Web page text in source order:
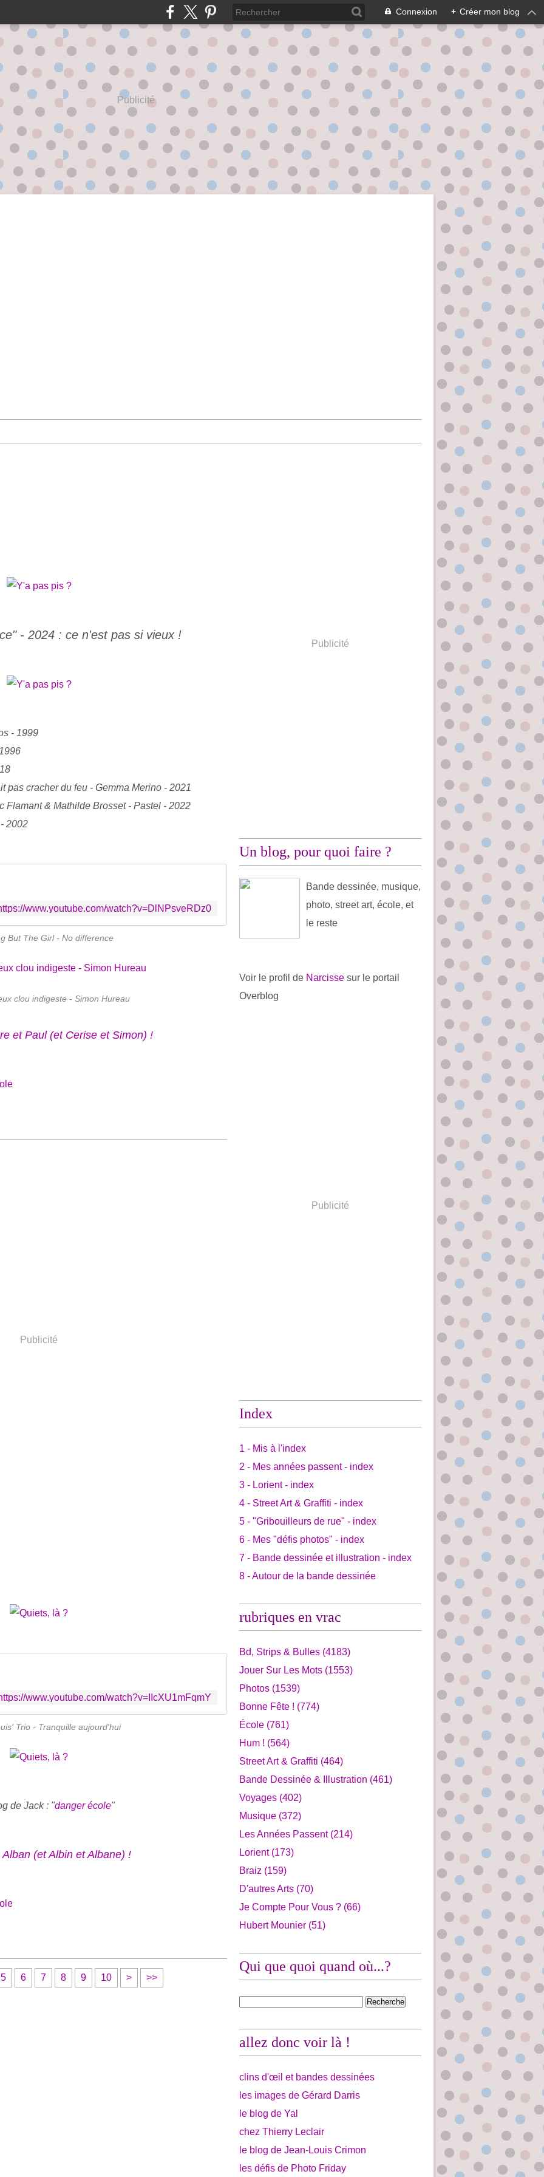
Connexion + Créer mon blog
Publicité
- 2024 : ce n'est pas si vieux !
- 1999
cracher du feu - Gemma Merino - 2021
& Mathilde Brosset - Pastel - 2022
2002
www.youtube.com/watch?v=DlNPsveRDz0
But The Girl - No difference
clou indigeste - Simon Hureau
et Paul (et Cerise et Simon) !
Publicité
www.youtube.com/watch?v=IIcXU1mFqmY
Trio - Tranquille aujourd'hui
de Jack : "danger école"
(et Albin et Albane) !
5 6 7 8 9 10
2
3
4
5
6
7
8
9
1
2
3
> >>
Publicité
Un blog, pour quoi faire ?
Bande dessinée, musique,
photo, street art, école, et
le reste
Voir le profil de Narcisse sur le portail
Overblog
Publicité
Index
1 - Mis à l'index
2 - Mes années passent - index
3 - Lorient - index
4 - Street Art & Graffiti - index
5 - "Gribouilleurs de rue" - index
6 - Mes "défis photos" - index
7 - Bande dessinée et illustration - index
8 - Autour de la bande dessinée
rubriques en vrac
Bd, Strips & Bulles (4183)
Jouer Sur Les Mots (1553)
Photos (1539)
Bonne Fête ! (774)
École (761)
Hum ! (564)
Street Art & Graffiti (464)
Bande Dessinée & Illustration (461)
Voyages (402)
Musique (372)
Les Années Passent(214)
Lorient(173)
Braiz (159)
D'autres Arts (70)
Je Compte Pour Vous ? (66)
Hubert Mounier (51)
Qui que quoi quand où...?
allez donc voir là !
clins d'œil et bandes dessinées
les images de Gérard Darris
le blog de Yal
chez Thierry Leclair
le blog de Jean-Louis Crimon
les défis de Photo Friday